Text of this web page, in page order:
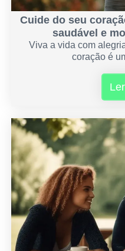
Cuide do seu
saudável e
Viva a vida com
coração é